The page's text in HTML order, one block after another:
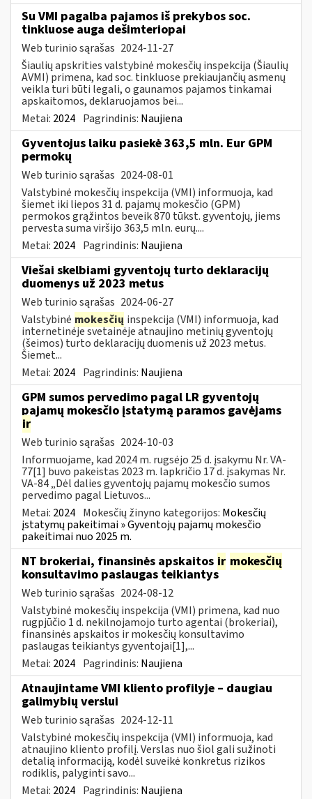
Su VMI pagalba pajamos iš prekybos soc.
tinkluose auga dešimteriopai
Web turinio sąrašas 2024-11-27
Šiaulių apskrities valstybinė mokesčių inspekcija (Šiaulių
AVMI) primena, kad soc. tinkluose prekiaujančių asmenų
veikla turi būti legali, o gaunamos pajamos tinkamai
apskaitomos, deklaruojamos bei...
Metai: 2024 Pagrindinis: Naujiena
Gyventojus laiku pasiekė 363,5 mln. Eur GPM
permokų
Web turinio sąrašas 2024-08-01
Valstybinė mokesčių inspekcija (VMI) informuoja, kad
šiemet iki liepos 31 d. pajamų mokesčio (GPM)
permokos grąžintos beveik 870 tūkst. gyventojų, jiems
pervesta suma viršijo 363,5 mln. eurų....
Metai: 2024 Pagrindinis: Naujiena
Viešai skelbiami gyventojų turto deklaracijų
duomenys už 2023 metus
Web turinio sąrašas 2024-06-27
Valstybinė mokesčių inspekcija (VMI) informuoja, kad
internetinėje svetainėje atnaujino metinių gyventojų
(šeimos) turto deklaracijų duomenis už 2023 metus.
Šiemet...
Metai: 2024 Pagrindinis: Naujiena
GPM sumos pervedimo pagal LR gyventojų
pajamų mokesčio įstatymą paramos gavėjams
ir
Web turinio sąrašas 2024-10-03
Informuojame, kad 2024 m. rugsėjo 25 d. įsakymu Nr. VA-
77[1] buvo pakeistas 2023 m. lapkričio 17 d. įsakymas Nr.
VA-84 „Dėl dalies gyventojų pajamų mokesčio sumos
pervedimo pagal Lietuvos...
Metai: 2024 Mokesčių žinyno kategorijos: Mokesčių
įstatymų pakeitimai » Gyventojų pajamų mokesčio
pakeitimai nuo 2025 m.
NT brokeriai, finansinės apskaitos ir mokesčių
konsultavimo paslaugas teikiantys
Web turinio sąrašas 2024-08-12
Valstybinė mokesčių inspekcija (VMI) primena, kad nuo
rugpjūčio 1 d. nekilnojamojo turto agentai (brokeriai),
finansinės apskaitos ir mokesčių konsultavimo
paslaugas teikiantys gyventojai[1],...
Metai: 2024 Pagrindinis: Naujiena
Atnaujintame VMI kliento profilyje – daugiau
galimybių verslui
Web turinio sąrašas 2024-12-11
Valstybinė mokesčių inspekcija (VMI) informuoja, kad
atnaujino kliento profilį. Verslas nuo šiol gali sužinoti
detalią informaciją, kodėl suveikė konkretus rizikos
rodiklis, palyginti savo...
Metai: 2024 Pagrindinis: Naujiena